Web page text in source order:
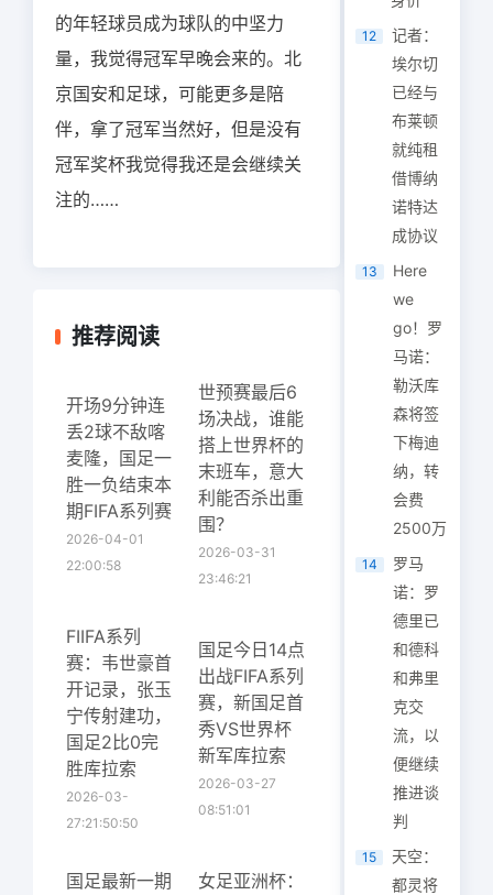
的年轻球员成为球队的中坚力
量，我觉得冠军早晚会来的。北
京国安和足球，可能更多是陪
伴，拿了冠军当然好，但是没有
冠军奖杯我觉得我还是会继续关
注的……
推荐阅读
开场9分钟连
丢2球不敌喀
麦隆，国足一
胜一负结束本
期FIFA系列赛
2026-04-01
22:00:58
世预赛最后6
场决战，谁能
搭上世界杯的
末班车，意大
利能否杀出重
围？
2026-03-31
23:46:21
FIIFA系列
赛：韦世豪首
开记录，张玉
宁传射建功，
国足2比0完
胜库拉索
2026-03-
27:21:50:50
国足今日14点
出战FIFA系列
赛，新国足首
秀VS世界杯
新军库拉索
2026-03-27
08:51:01
国足最新一期
女足亚洲杯：
12
记者：
埃尔切
已经与
布莱顿
就纯租
借博纳
诺特达
成协议
13
Here
we
go！罗
马诺：
勒沃库
森将签
下梅迪
纳，转
会费
2500万
14
罗马
诺：罗
德里已
和德科
和弗里
克交
流，以
便继续
推进谈
判
15
天空：
都灵将